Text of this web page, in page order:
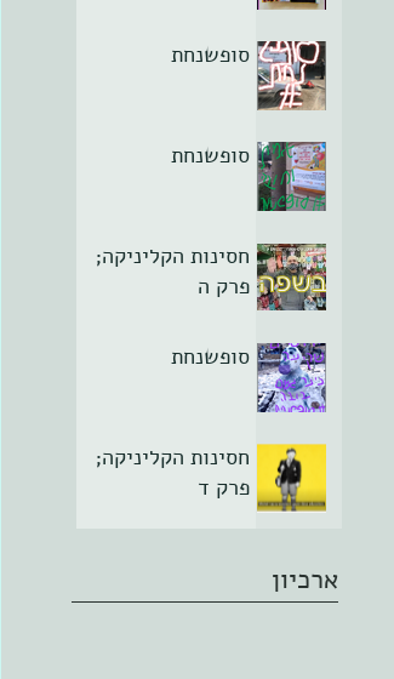
סופשנחת
סופשנחת
חסינות הקליניקה;
פרק ה
סופשנחת
חסינות הקליניקה;
פרק ד
ארכיון